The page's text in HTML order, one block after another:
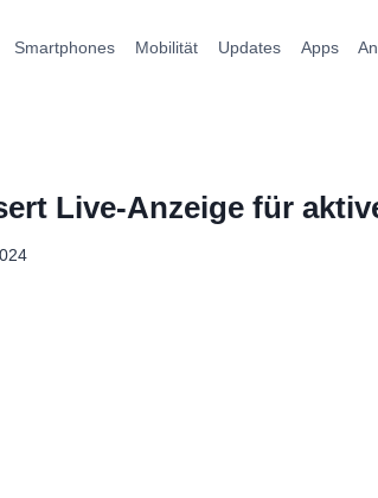
Smartphones Mobilität Updates Apps
Live-Anzeige für